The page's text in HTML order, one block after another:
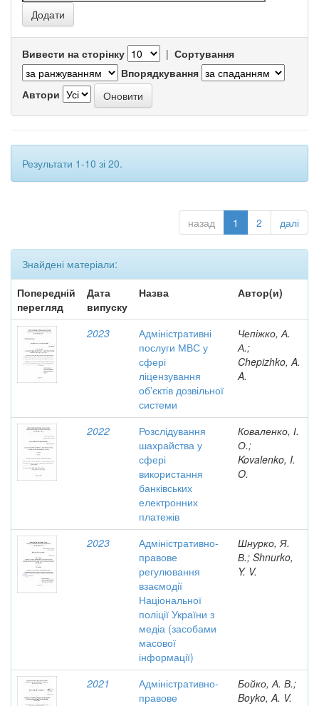
Вивести на сторінку | Сортування
Впорядкування
Автори
Результати 1-10 зі 20.
назад 1 2 далі
Знайдені матеріали:
Попередній
перегляд
Дата
випуску
Назва Автор(и)
2023
Адміністративні
послуги МВС у
сфері
ліцензування
обʼєктів дозвільної
системи
Чепіжко, А.
А.;
Chepizhko, A.
A.
2022
Розслідування
шахрайства у
сфері
використання
банківських
електронних
платежів
Коваленко, І.
О.;
Kovalenko, I.
O.
2023
Адміністративно-
правове
регулювання
взаємодії
Національної
поліції України з
медіа (засобами
масової
інформації)
Шнурко, Я.
В.; Shnurko,
Y. V.
2021
Адміністративно-
правове
Бойко, А. В.;
Boyko, A. V.